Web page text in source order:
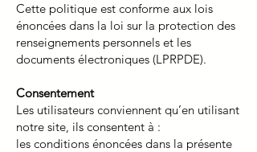
Cette politique est conforme aux lois
énoncées dans la loi sur la protection des
renseignements personnels et les
documents électroniques (LPRPDE).
Consentement
Les utilisateurs conviennent qu’en utilisant
notre site, ils consentent à :
les conditions énoncées dans la présente